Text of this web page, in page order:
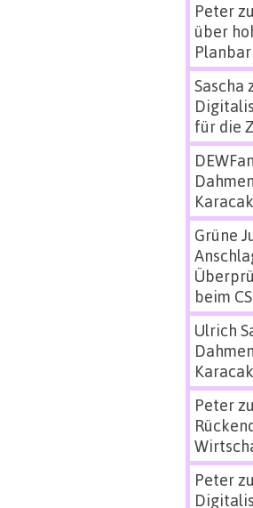
Peterzu
über
Sascha
für die
DEWFan
Grüne
beim
Ulrich
Peterzu
Peterzu